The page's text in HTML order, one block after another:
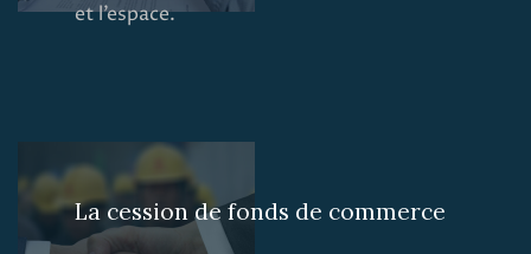
et l’espace.
La cession de fonds de commerce